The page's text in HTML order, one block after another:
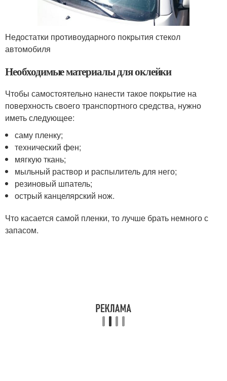
Недостатки противоударного покрытия стекол
автомобиля
Необходимые материалы для оклейки
Чтобы самостоятельно нанести такое покрытие на
поверхность своего транспортного средства, нужно
иметь следующее:
саму пленку;
технический фен;
мягкую ткань;
мыльный раствор и распылитель для него;
резиновый шпатель;
острый канцелярский нож.
Что касается самой пленки, то лучше брать немного с
запасом.